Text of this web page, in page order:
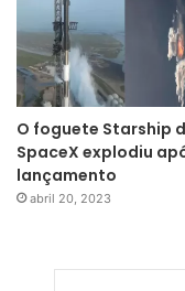
O foguete Starship
SpaceX explodiu
lançamento
abril 20, 2023